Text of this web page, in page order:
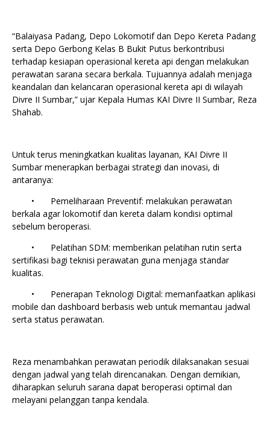
“Balaiyasa Padang, Depo Lokomotif dan Depo Kereta Padang
serta Depo Gerbong Kelas B Bukit Putus berkontribusi
terhadap kesiapan operasional kereta api dengan melakukan
perawatan sarana secara berkala. Tujuannya adalah menjaga
keandalan dan kelancaran operasional kereta api di wilayah
Divre II Sumbar,” ujar Kepala Humas KAI Divre II Sumbar, Reza
Shahab.
Untuk terus meningkatkan kualitas layanan, KAI Divre II
Sumbar menerapkan berbagai strategi dan inovasi, di
antaranya:
•
Pemeliharaan Preventif: melakukan perawatan
berkala agar lokomotif dan kereta dalam kondisi optimal
sebelum beroperasi.
•
Pelatihan SDM: memberikan pelatihan rutin serta
sertifikasi bagi teknisi perawatan guna menjaga standar
kualitas.
•
Penerapan Teknologi Digital: memanfaatkan aplikasi
mobile dan dashboard berbasis web untuk memantau jadwal
serta status perawatan.
Reza menambahkan perawatan periodik dilaksanakan sesuai
dengan jadwal yang telah direncanakan. Dengan demikian,
diharapkan seluruh sarana dapat beroperasi optimal dan
melayani pelanggan tanpa kendala.